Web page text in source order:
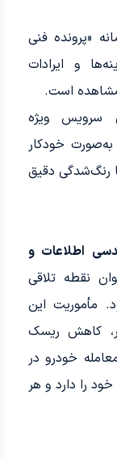
«پرونده فنی
و ایرادات
است.
سرویس ویژه
خودکار
رنگ‌شدگی دقیق
اطلاعات و
نقطه تلاقی
مأموریت این
کاهش ریسک
خودرو در
را دارد و هر